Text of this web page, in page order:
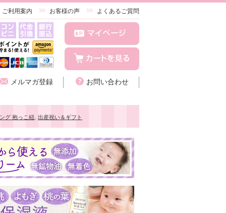
ご利用案内 お客様の声 よくあるご質問
メルマガ登録 お問い合わせ
グ 抱っこ紐 出産祝い＆ギフト